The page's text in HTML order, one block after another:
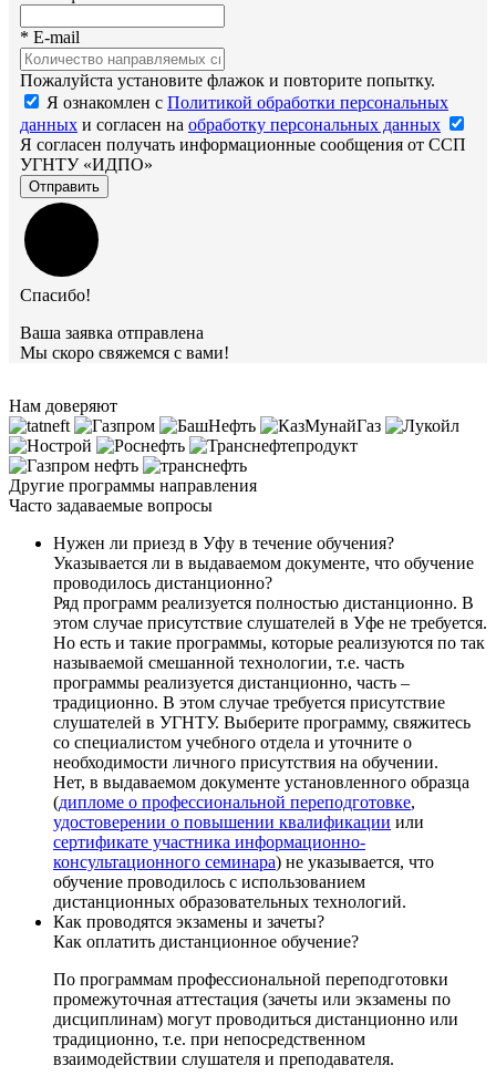
* E-mail
Пожалуйста установите флажок и повторите попытку.
Я ознакомлен с Политикой обработки персональных
данных и согласен на обработку персональных данных
Я согласен получать информационные сообщения от ССП
УГНТУ «ИДПО»
Отправить
Спасибо!
Ваша заявка отправлена
Мы скоро свяжемся с вами!
Нам доверяют
Другие программы направления
Часто задаваемые вопросы
Нужен ли приезд в Уфу в течение обучения?
Указывается ли в выдаваемом документе, что обучение
проводилось дистанционно?
Ряд программ реализуется полностью дистанционно. В
этом случае присутствие слушателей в Уфе не требуется.
Но есть и такие программы, которые реализуются по так
называемой смешанной технологии, т.е. часть
программы реализуется дистанционно, часть –
традиционно. В этом случае требуется присутствие
слушателей в УГНТУ. Выберите программу, свяжитесь
со специалистом учебного отдела и уточните о
необходимости личного присутствия на обучении.
Нет, в выдаваемом документе установленного образца
(дипломе о профессиональной переподготовке,
удостоверении о повышении квалификации или
сертификате участника информационно-
консультационного семинара) не указывается, что
обучение проводилось с использованием
дистанционных образовательных технологий.
Как проводятся экзамены и зачеты?
Как оплатить дистанционное обучение?
По программам профессиональной переподготовки
промежуточная аттестация (зачеты или экзамены по
дисциплинам) могут проводиться дистанционно или
традиционно, т.е. при непосредственном
взаимодействии слушателя и преподавателя.